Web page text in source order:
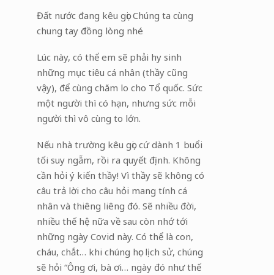
Đất nước đang kêu gọi. Chúng ta cùng
chung tay đồng lòng nhé
Lúc này, có thể em sẽ phải hy sinh
những mục tiêu cá nhân (thầy cũng
vậy), để cùng chăm lo cho Tổ quốc. Sức
một người thì có hạn, nhưng sức mỗi
người thì vô cùng to lớn.
Nếu nhà trường kêu gọi, cứ dành 1 buổi
tối suy ngẫm, rồi ra quyết định. Không
cần hỏi ý kiến thầy! Vì thầy sẽ không có
câu trả lời cho câu hỏi mang tính cá
nhân và thiêng liêng đó. Sẽ nhiều đời,
nhiều thế hệ nữa về sau còn nhớ tới
những ngày Covid này. Có thể là con,
cháu, chắt… khi chúng học lịch sử, chúng
sẽ hỏi “Ông ơi, bà ơi… ngày đó như thế